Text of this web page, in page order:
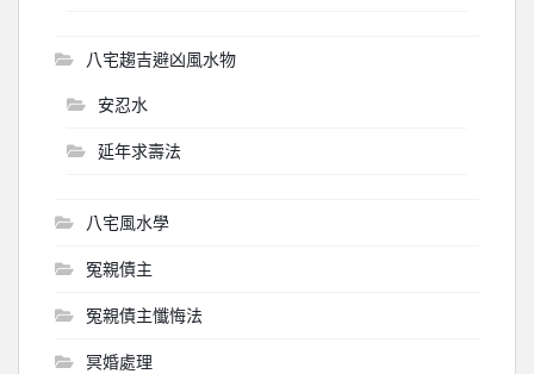
八宅趨吉避凶風水物
安忍水
延年求壽法
八宅風水學
冤親債主
冤親債主懺悔法
冥婚處理